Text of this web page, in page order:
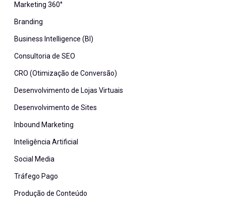
Marketing 360°
Branding
Business Intelligence (BI)
Consultoria de SEO
CRO (Otimização de Conversão)
Desenvolvimento de Lojas Virtuais
Desenvolvimento de Sites
Inbound Marketing
Inteligência Artificial
Social Media
Tráfego Pago
Produção de Conteúdo